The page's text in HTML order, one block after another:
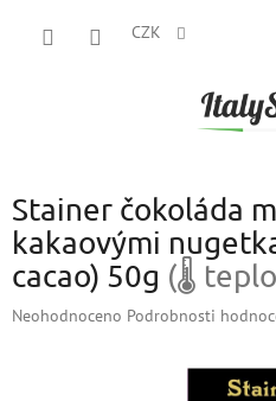
CZK
Stainer čokoláda
kakaovými
cacao) 50g (🌡
Průměrné
Neohodnoceno Podrobnosti